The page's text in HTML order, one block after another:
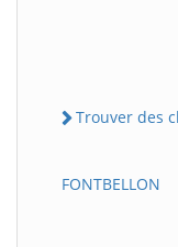
Trouver des
FONTBELLON